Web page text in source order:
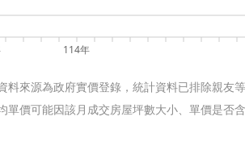
114年
料來源為政府實價登錄，統計資料已排除親友
單價可能因該月成交房屋坪數大小、單價是否